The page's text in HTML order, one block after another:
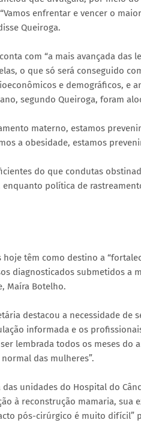
enfrentar e vencer o
Queiroga.
com “a mais avançada das
o que só será conseguido
e demográficos, e
segundo Queiroga, foram
materno, estamos
a obesidade, estamos
do que condutas
política de
hoje têm como destino a
diagnosticados submetidos a
Maíra Botelho.
destacou a necessidade
informada e os
lembrada todos os meses do
das mulheres”.
unidades do Hospital do
à reconstrução mamaria, sua
pós-cirúrgico é muito difícil”